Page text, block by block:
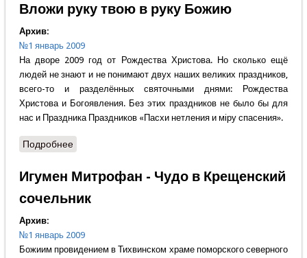
Вложи руку твою в руку Божию
Архив:
№1 январь 2009
На дворе 2009 год от Рождества Христова. Но сколько ещё
людей не знают и не понимают двух наших великих праздников,
всего-то и разделённых святочными днями: Рождества
Христова и Богоявления. Без этих праздников не было бы для
нас и Праздника Праздников «Пасхи нетления и мiру спасения».
Подробнеео Слово редактора - Александр Крутов - Вложи
Игумен Митрофан - Чудо в Крещенский
сочельник
Архив:
№1 январь 2009
Божиим провидением в Тихвинском храме поморского северного